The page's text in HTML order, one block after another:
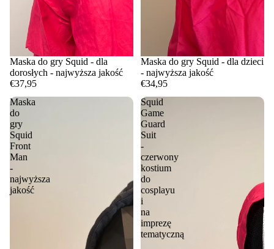
Maska do gry Squid - dla
dorosłych - najwyższa jakość
€37,95
Maska do gry Squid - dla dzieci
- najwyższa jakość
€34,95
Maska
do
gry
Squid
Front
Man
-
najwyższa
jakość
Squid
Game
Guard
Suit
-
czerwony
kostium
do
cosplayu
i
na
imprezę
tematyczną